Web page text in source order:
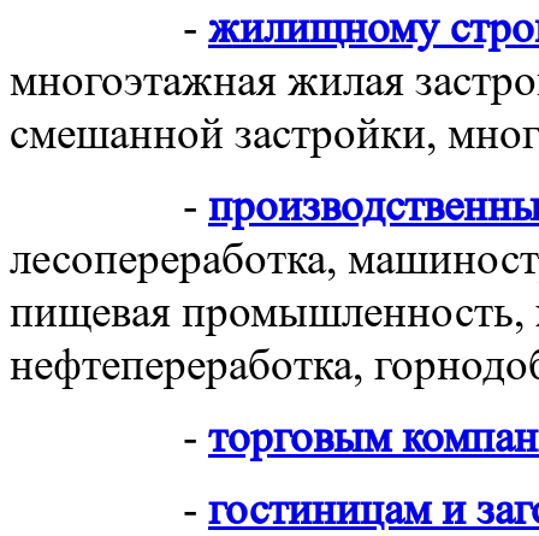
- жилищному
многоэтажная жилая
смешанной застройки,
-
лесопереработка,
пищевая
нефтепереработка,
- торговым
- гостиницам и